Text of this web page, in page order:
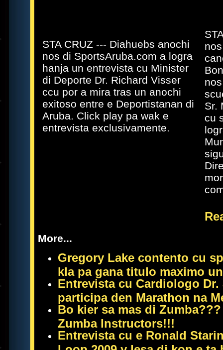
STA CRUZ --- Diahuebs anochi
nos di SportsAruba.com a logra
hanja un entrevista cu Minister
di Deporte Dr. Richard Visser
ccu por a mira tras un anochi
exitoso entre e Deportistanan di
Aruba. Click play pa wak e
entrevista exclusivamente.
Sr.
cu
More...
Gregory Lake contento cu
kla pa gana titulo maximo
Entrevista cu Cardiologo
participa den Marathon na
Bo kier sa mas di
Zumba Instructors!!!
Entrevista cu e Ronald